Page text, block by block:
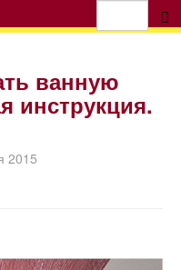
ванную
инструкция.
2015